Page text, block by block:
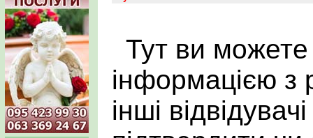
Тут ви можете
інформацією з
інші